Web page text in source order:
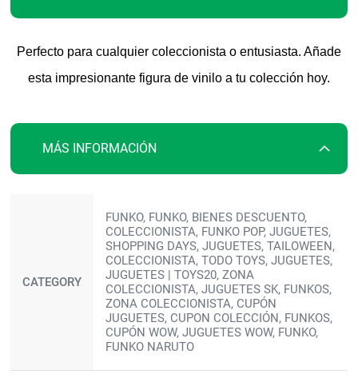
Perfecto para cualquier coleccionista o entusiasta. Añade
esta impresionante figura de vinilo a tu colección hoy.
MÁS INFORMACIÓN
CATEGORY
FUNKO, FUNKO, BIENES DESCUENTO,
COLECCIONISTA, FUNKO POP, JUGUETES,
SHOPPING DAYS, JUGUETES, TAILOWEEN,
COLECCIONISTA, TODO TOYS, JUGUETES,
JUGUETES | TOYS20, ZONA
COLECCIONISTA, JUGUETES SK, FUNKOS,
ZONA COLECCIONISTA, CUPÓN
JUGUETES, CUPON COLECCIÓN, FUNKOS,
CUPÓN WOW, JUGUETES WOW, FUNKO,
FUNKO NARUTO